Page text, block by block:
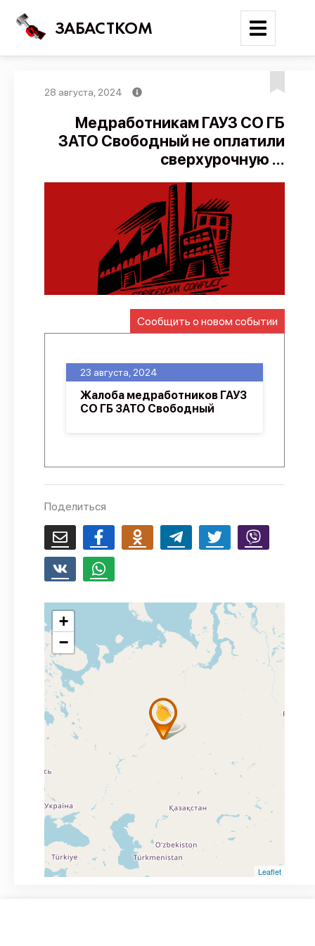
ЗАБАСТКОМ
Поиск
Новости
Карта событий
Трудовые конфликты
Отчеты
Предложить публикацию
Справочник
API
О проекте
28 августа, 2024
Медработникам ГАУЗ СО ГБ
ЗАТО Свободный не оплатили
сверхурочную ...
Сообщить о новом событии
23 августа, 2024
Жалоба медработников ГАУЗ
СО ГБ ЗАТО Свободный
Поделиться
+
−
Leaflet